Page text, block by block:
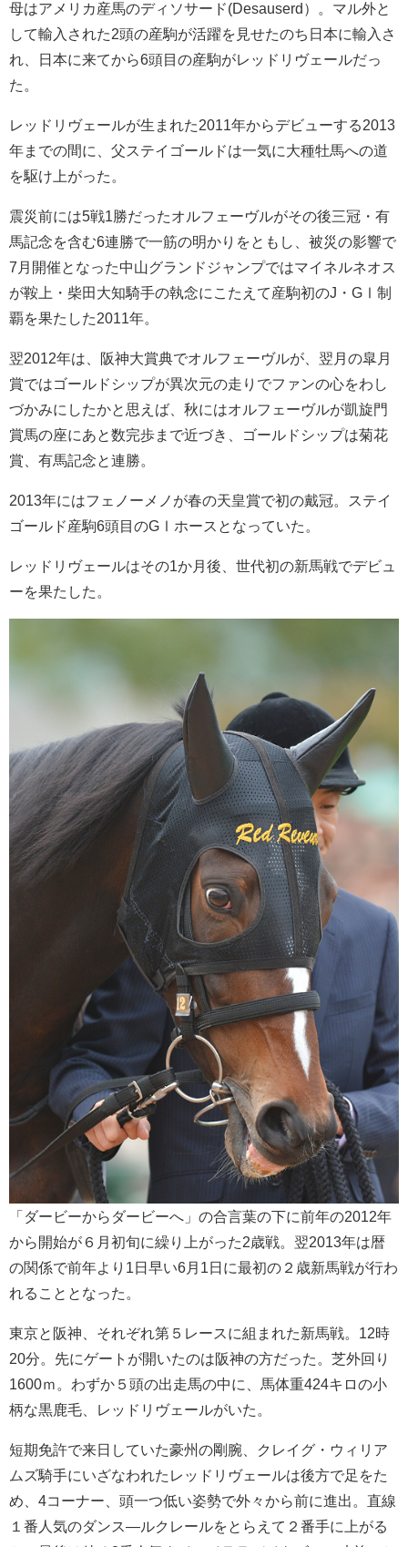
母はアメリカ産馬のディソサード(Desauserd）。マル外と
して輸入された2頭の産駒が活躍を見せたのち日本に輸入さ
れ、日本に来てから6頭目の産駒がレッドリヴェールだっ
た。
レッドリヴェールが生まれた2011年からデビューする2013
年までの間に、父ステイゴールドは一気に大種牡馬への道
を駆け上がった。
震災前には5戦1勝だったオルフェーヴルがその後三冠・有
馬記念を含む6連勝で一筋の明かりをともし、被災の影響で
7月開催となった中山グランドジャンプではマイネルネオス
が鞍上・柴田大知騎手の執念にこたえて産駒初のJ・GⅠ制
覇を果たした2011年。
翌2012年は、阪神大賞典でオルフェーヴルが、翌月の皐月
賞ではゴールドシップが異次元の走りでファンの心をわし
づかみにしたかと思えば、秋にはオルフェーヴルが凱旋門
賞馬の座にあと数完歩まで近づき、ゴールドシップは菊花
賞、有馬記念と連勝。
2013年にはフェノーメノが春の天皇賞で初の戴冠。ステイ
ゴールド産駒6頭目のGⅠホースとなっていた。
レッドリヴェールはその1か月後、世代初の新馬戦でデビュ
ーを果たした。
「ダービーからダービーへ」の合言葉の下に前年の2012年
から開始が６月初旬に繰り上がった2歳戦。翌2013年は暦
の関係で前年より1日早い6月1日に最初の２歳新馬戦が行わ
れることとなった。
東京と阪神、それぞれ第５レースに組まれた新馬戦。12時
20分。先にゲートが開いたのは阪神の方だった。芝外回り
1600ｍ。わずか５頭の出走馬の中に、馬体重424キロの小
柄な黒鹿毛、レッドリヴェールがいた。
短期免許で来日していた豪州の剛腕、クレイグ・ウィリア
ムズ騎手にいざなわれたレッドリヴェールは後方で足をた
め、4コーナー、頭一つ低い姿勢で外々から前に進出。直線
１番人気のダンス―ルクレールをとらえて２番手に上がる